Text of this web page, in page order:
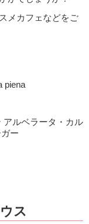
メカフェなどをご
piena
アルベラータ・カル
ー
ス